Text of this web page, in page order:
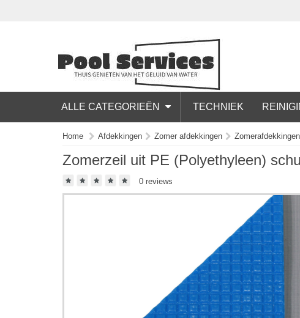
ALLE CATEGORIEËN TECHNIEK
Home Afdekkingen Zomer afdekkingen Zomerafdekkingen
Zomerzeil uit PE (Polyethyleen)
0 reviews